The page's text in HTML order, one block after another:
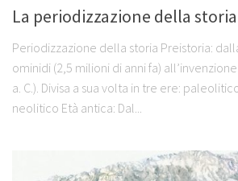
La periodizzazione della storia
Periodizzazione della storia Preistoria:
ominidi (2,5 milioni di anni fa)
a. C.). Divisa a sua volta in tre ere:
neolitico Età antica: Dal...